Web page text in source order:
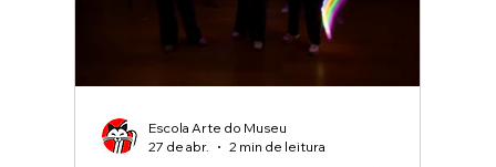
Escola Arte do Museu
27 de abr.
2 min de leitura